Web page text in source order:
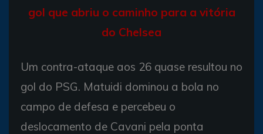
gol que abriu o caminho para a vitória
do Chelsea
Um contra-ataque aos 26 quase resultou no
gol do PSG. Matuidi dominou a bola no
campo de defesa e percebeu o
deslocamento de Cavani pela ponta